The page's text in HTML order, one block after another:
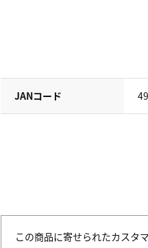
JANコード
この商品に寄せられたカスタ